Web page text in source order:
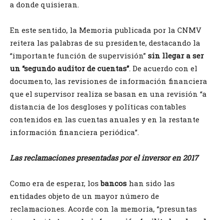
a donde quisieran.
En este sentido, la Memoria publicada por la CNMV
reitera las palabras de su presidente, destacando la
“importante función de supervisión” sin llegar a ser
un “segundo auditor de cuentas”. De acuerdo con el
documento, las revisiones de información financiera
que el supervisor realiza se basan en una revisión “a
distancia de los desgloses y políticas contables
contenidos en las cuentas anuales y en la restante
información financiera periódica”.
Las reclamaciones presentadas por el inversor en 2017
Como era de esperar, losbancos han sido las
entidades objeto de un mayor número de
reclamaciones. Acorde con la memoria, “presuntas